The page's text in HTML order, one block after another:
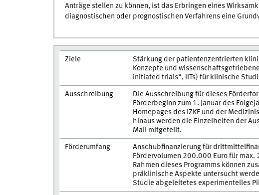
Anträge stellen zu können, ist das Erbringen eines
diagnostischen oder prognostischen Verfahrens eine
Ziele
Stärkung der patientenzentrierten
Konzepte und
initiated trials“, IITs) für klinische
Ausschreibung
Die Ausschreibung für dieses
Förderbeginn zum 1. Januar des
Homepages des IZKF und der
hinaus werden die Einzelheiten der
Mail mitgeteilt.
Förderumfang
Anschubfinanzierung für
Fördervolumen 200.000 Euro für
Rahmen dieses Programms können
präklinische Aspekte untersucht
Studie abgeleitetes experimentelles